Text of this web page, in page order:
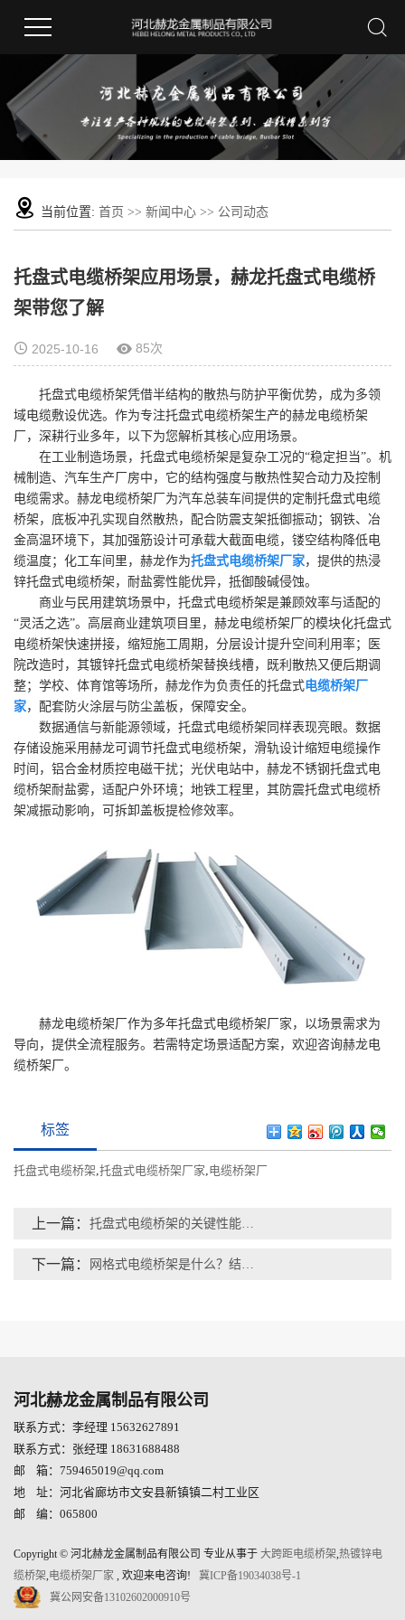
当前位置: 首页 >> 新闻中心 >> 公司动态
托盘式电缆桥架应用场景，赫龙托盘式电缆桥
架带您了解
2025-10-16 85次
托盘式电缆桥架凭借半结构的散热与防护平衡优势，成为多领
域电缆敷设优选。作为专注托盘式电缆桥架生产的赫龙电缆桥架
厂，深耕行业多年，以下为您解析其核心应用场景。
在工业制造场景，托盘式电缆桥架是复杂工况的“稳定担当”。机
械制造、汽车生产厂房中，它的结构强度与散热性契合动力及控制
电缆需求。赫龙电缆桥架厂为汽车总装车间提供的定制托盘式电缆
桥架，底板冲孔实现自然散热，配合防震支架抵御振动；钢铁、冶
金高温环境下，其加强筋设计可承载大截面电缆，镂空结构降低电
缆温度；化工车间里，赫龙作为托盘式电缆桥架厂家，提供的热浸
锌托盘式电缆桥架，耐盐雾性能优异，抵御酸碱侵蚀。
商业与民用建筑场景中，托盘式电缆桥架是兼顾效率与适配的
“灵活之选”。高层商业建筑项目里，赫龙电缆桥架厂的模块化托盘式
电缆桥架快速拼接，缩短施工周期，分层设计提升空间利用率；医
院改造时，其镀锌托盘式电缆桥架替换线槽，既利散热又便后期调
整；学校、体育馆等场所，赫龙作为负责任的托盘式电缆桥架厂
家，配套防火涂层与防尘盖板，保障安全。
数据通信与新能源领域，托盘式电缆桥架同样表现亮眼。数据
存储设施采用赫龙可调节托盘式电缆桥架，滑轨设计缩短电缆操作
时间，铝合金材质控电磁干扰；光伏电站中，赫龙不锈钢托盘式电
缆桥架耐盐雾，适配户外环境；地铁工程里，其防震托盘式电缆桥
架减振动影响，可拆卸盖板提检修效率。
赫龙电缆桥架厂作为多年托盘式电缆桥架厂家，以场景需求为
导向，提供全流程服务。若需特定场景适配方案，欢迎咨询赫龙电
缆桥架厂。
标签
托盘式电缆桥架 托盘式电缆桥架厂家 电缆桥架厂
上一篇：
下一篇：
河北赫龙金属制品有限公司
联系方式：李经理 15632627891
联系方式：张经理 18631688488
邮 箱：759465019@qq.com
地 址：河北省廊坊市文安县新镇镇二村工业区
邮 编：065800
Copyright © 河北赫龙金属制品有限公司 专业从事于 大跨距电缆桥架 热镀锌电
缆桥架 电缆桥架厂家 , 欢迎来电咨询! 冀ICP备19034038号-1
冀公网安备13102602000910号